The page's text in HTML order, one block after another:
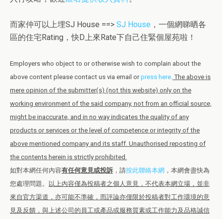
而家仲可以上埋SJ House ==> SJ House ，一個網睇晒各
區的住宅Rating，快D上來Rate下自己住緊個屋苑啦！
Employers who object to or otherwise wish to complain about the
above content please contact us via email orpress here. The above is
mere opinion of the submitter(s) (not this website) only on the
working environment of the said company, not from an official source,
might be inaccurate, and in no way indicates the quality of any
products or services or the level of competence or integrity of the
above mentioned company and its staff. Unauthorised reposting of
the contents herein is strictly prohibited.
如對本網任何內容有任何意見或投訴 ，請按此聯絡本網 ，本網會盡快為
您處理問題。
以上內容僅為投稿者之個人意見，不代表本網立場，並非
來自官方渠道，亦可能不準確，而評論亦僅限於投稿者對工作環境的意
見及反饋，與上述公司的員工或產品或服務質素或工作能力及品格誠信